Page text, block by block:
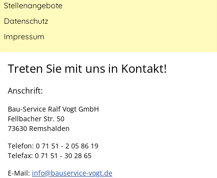
Stellenangebote
Datenschutz
Impressum
Treten Sie mit uns in Kontakt!
Anschrift:
Bau-Service Ralf Vogt GmbH
Fellbacher Str. 50
73630 Remshalden
Telefon: 0 71 51 - 2 05 86 19
Telefax: 0 71 51 - 30 28 65
E-Mail: info@bauservice-vogt.de